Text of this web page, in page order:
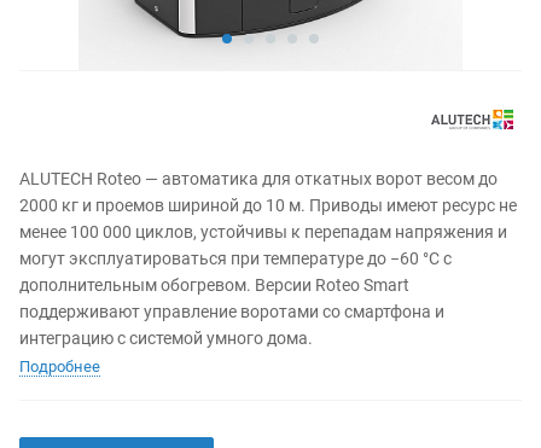
ALUTECH Roteo — автоматика для откатных ворот весом до
2000 кг и проемов шириной до 10 м. Приводы имеют ресурс не
менее 100 000 циклов, устойчивы к перепадам напряжения и
могут эксплуатироваться при температуре до −60 °C с
дополнительным обогревом. Версии Roteo Smart
поддерживают управление воротами со смартфона и
интеграцию с системой умного дома.
Подробнее